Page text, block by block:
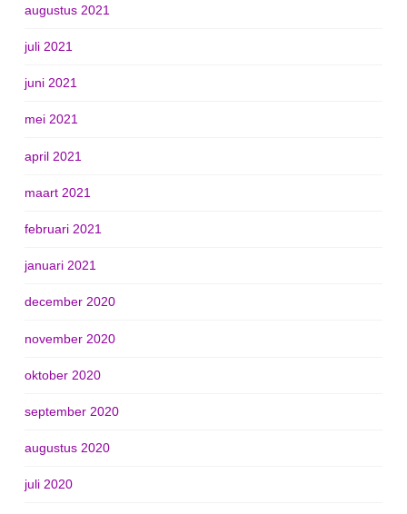
augustus 2021
juli 2021
juni 2021
mei 2021
april 2021
maart 2021
februari 2021
januari 2021
december 2020
november 2020
oktober 2020
september 2020
augustus 2020
juli 2020